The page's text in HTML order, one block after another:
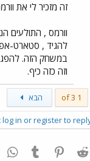
זה מזכיר לי את
וורמס , התולעים
להגיד , סטארט-
במשחק הזה.
וזה כזה כיף.
1 of 3 הבא
log in or register to
Reddit
Pinterest
Tumblr